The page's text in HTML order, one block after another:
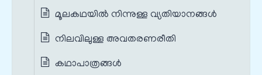
മൂലകഥയില്‍ നിന്നുള്ള വ്യതിയാനങ്ങള്‍
നിലവിലുള്ള അവതരണരീതി
കഥാപാത്രങ്ങൾ